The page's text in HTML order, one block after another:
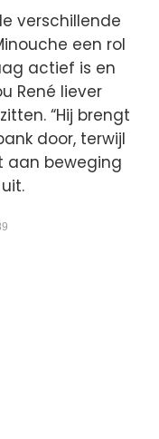
verschillende
een rol
actief is en
René liever
“Hij brengt
door, terwijl
aan beweging